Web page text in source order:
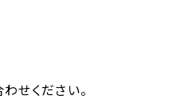
せください。